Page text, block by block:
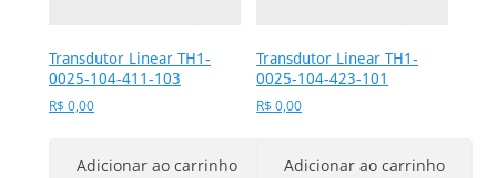
Transdutor Linear TH1-
0025-104-411-103
R$ 0,00
Adicionar ao carrinho
Transdutor Linear TH1-
0025-104-423-101
R$ 0,00
Adicionar ao carrinho